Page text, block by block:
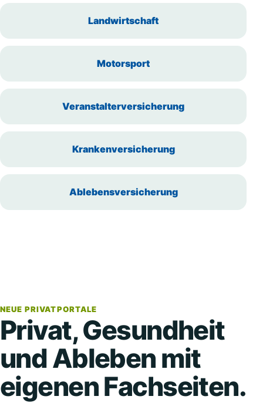
Landwirtschaft
Motorsport
Veranstalterversicherung
Krankenversicherung
Ablebensversicherung
NEUE PRIVATPORTALE
Privat, Gesundheit
und Ableben mit
eigenen Fachseiten.